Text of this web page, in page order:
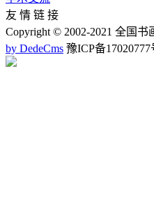
友 情 链 接
Copyright © 2002-2021 全国
by DedeCms 豫ICP备17020777